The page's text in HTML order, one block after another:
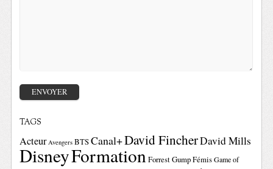
TAGS
Acteur Avengers BTSCanal+David FincherDavid Mills
DisneyFormation Forrest GumpFémis Game of